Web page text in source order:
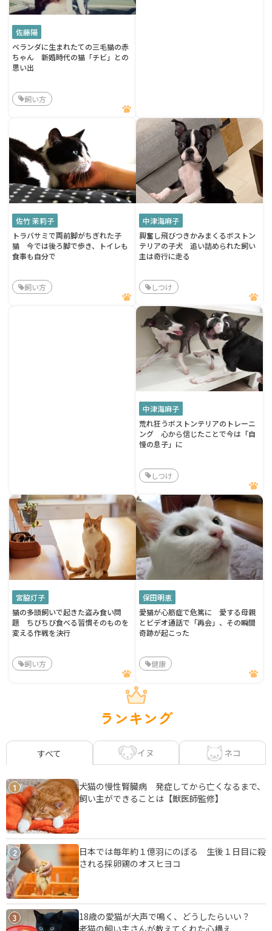
佐藤陽
ベランダに生まれたての三毛猫の赤
ちゃん 新婚時代の猫「チビ」との
思い出
飼い方
佐竹 茉莉子
トラバサミで両前脚がちぎれた子
猫 今では後ろ脚で歩き、トイレも
食事も自分で
飼い方
中津海麻子
興奮し飛びつきかみまくるボストン
テリアの子犬 追い詰められた飼い
主は奇行に走る
しつけ
中津海麻子
荒れ狂うボストンテリアのトレーニ
ング 心から信じたことで今は「自
慢の息子」に
しつけ
宮脇灯子
猫の多頭飼いで起きた盗み食い問
題 ちびちび食べる習慣そのものを
変える作戦を決行
飼い方
保田明恵
愛猫が心筋症で危篤に 愛する母親
とビデオ通話で「再会」、その瞬間
奇跡が起こった
健康
ランキング
すべて イヌ ネコ
1
犬猫の慢性腎臓病 発症してから亡くなるまで、
飼い主ができることは【獣医師監修】
2
日本では毎年約１億羽にのぼる 生後１日目に殺
される採卵鶏のオスヒヨコ
3
18歳の愛猫が大声で鳴く、どうしたらいい？